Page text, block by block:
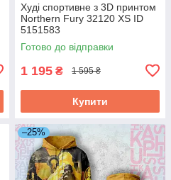
Худі спортивне з 3D принтом
Northern Fury 32120 XS ID
5151583
Готово до відправки
1 195 ₴ 1 595 ₴
Купити
–25%